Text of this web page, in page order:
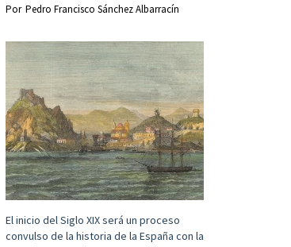
Por Pedro Francisco Sánchez Albarracín
El inicio del Siglo XIX será un proceso
convulso de la historia de la España con la